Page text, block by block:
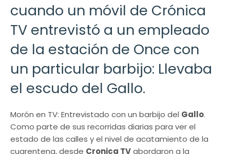
cuando un móvil de Crónica
TV entrevistó a un empleado
de la estación de Once con
un particular barbijo: Llevaba
el escudo del Gallo.
Morón en TV: Entrevistado con un barbijo del Gallo.
Como parte de sus recorridas diarias para ver el
estado de las calles y el nivel de acatamiento de la
cuarentena, desde Cronica TVabordaron a la